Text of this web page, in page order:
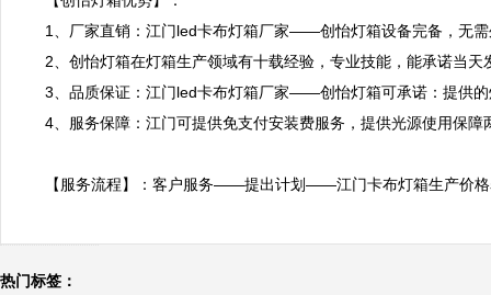
1、厂家直销：江门led卡布灯箱厂家——创怡灯箱设备完备，无
2、创怡灯箱在灯箱生产领域有十载经验，专业技能，能承诺当天
3、品质保证：江门led卡布灯箱厂家——创怡灯箱可承诺：提供
4、服务保障：江门可提供免支付安装费服务，提供光源使用保障
【服务流程】：客户服务——提出计划——江门卡布灯箱生产
热门标签：